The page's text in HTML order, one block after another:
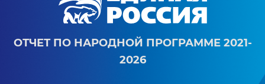
ОТЧЕТ ПО НАРОДНОЙ ПРОГРАММЕ 2021-
2026